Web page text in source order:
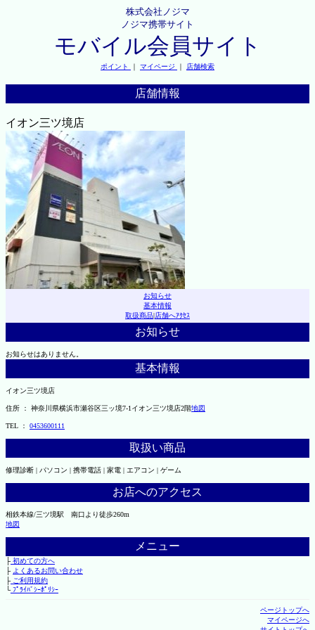
株式会社ノジマ
ノジマ携帯サイト
モバイル会員サイト
ポイント ｜ マイページ ｜ 店舗検索
店舗情報
イオン三ツ境店
お知らせ
基本情報
取扱商品|店舗へｱｸｾｽ
お知らせ
お知らせはありません。
基本情報
イオン三ツ境店
住所 ： 神奈川県横浜市瀬谷区三ッ境7-1イオン三ツ境店2階地図
TEL ： 0453600111
取扱い商品
修理診断 | パソコン | 携帯電話 | 家電 | エアコン | ゲーム
お店へのアクセス
相鉄本線/三ツ境駅 南口より徒歩260m
地図
メニュー
├初めての方へ
├ よくあるお問い合わせ
├ご利用規約
└ﾌﾟﾗｲﾊﾞｼｰﾎﾟﾘｼｰ
ページトップへ
マイページへ